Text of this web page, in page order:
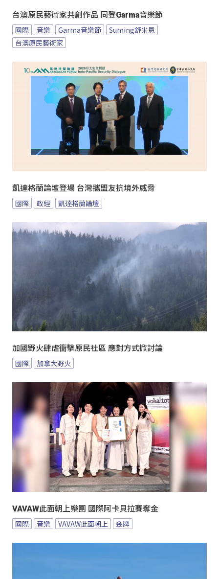
台澳原民藝術家共創作品 同登Garma音樂節
國際 音樂 Garma音樂節
Suming舒米恩
台澳原民藝術家
凱達格蘭論壇登場 台灣攜盟友抗境外威脅
國際 政經 凱達格蘭論壇
加國野火肆虐衝擊原民社區 應對方式掀討論
國際 加拿大野火
VAVAW此面朝上樂團 國際阿卡貝拉賽奪金
國際 音樂 VAVAW此面朝上 金牌